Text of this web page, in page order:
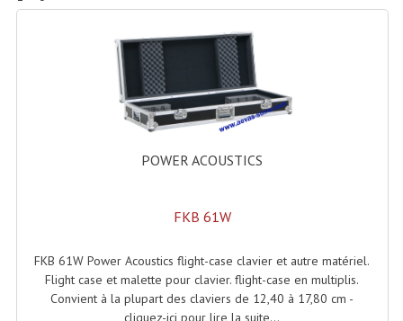
Sonorisation
Accessoires Pieds Cellules Diamants
Accessoires Enceintes
Diamants
Selecteurs Audio Vidéo
POWER ACOUSTICS
FKB 61W
FKB 61W Power Acoustics flight-case clavier et autre matériel.
Flight case et malette pour clavier. flight-case en multiplis.
Convient à la plupart des claviers de 12,40 à 17,80 cm -
cliquez-ici pour lire la suite...